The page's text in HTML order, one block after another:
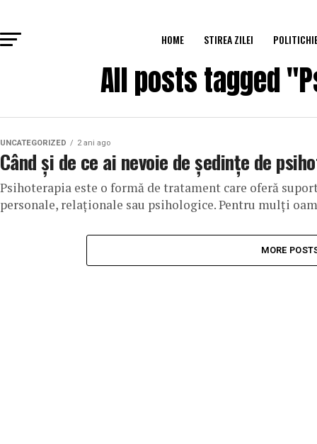
HOME STIREA ZILEI
All posts tagged
UNCATEGORIZED 2 ani ago
Când și de ce ai nevoie de ședințe de
Psihoterapia este o formă de tratament care oferă
personale, relaționale sau psihologice. Pentru mulți
MORE